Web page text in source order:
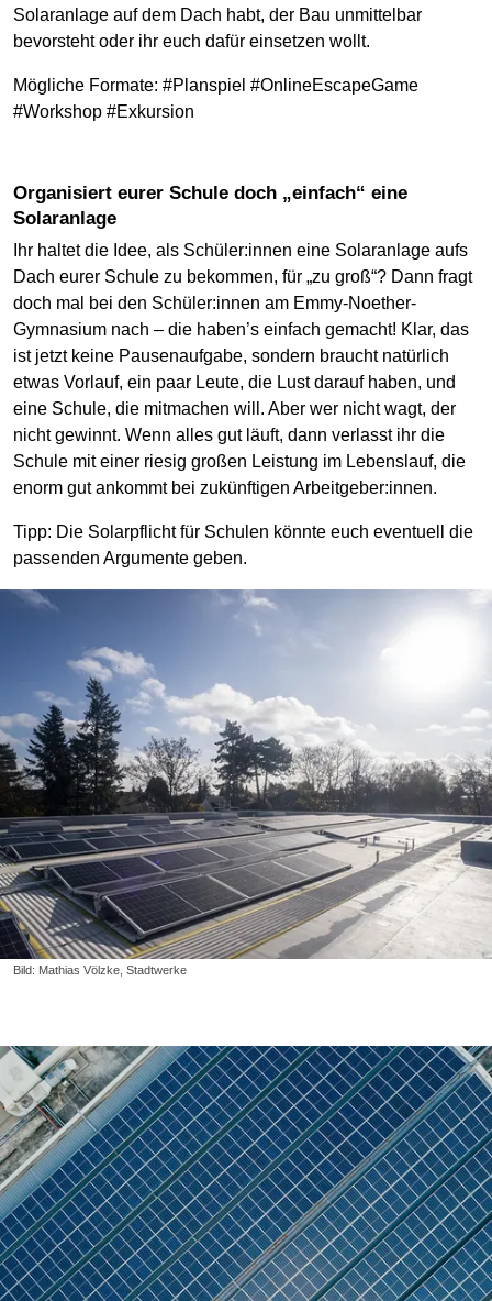
Solaranlage auf dem Dach habt, der Bau unmittelbar
bevorsteht oder ihr euch dafür einsetzen wollt.
Mögliche Formate: #Planspiel #OnlineEscapeGame
#Workshop #Exkursion
Bild: Mathias Völzke, Stadtwerke
Organisiert eurer Schule doch „einfach“ eine
Solaranlage
Ihr haltet die Idee, als Schüler:innen eine Solaranlage aufs
Dach eurer Schule zu bekommen, für „zu groß“? Dann fragt
doch mal bei den Schüler:innen am Emmy-Noether-
Gymnasium nach – die haben’s einfach gemacht! Klar, das
ist jetzt keine Pausenaufgabe, sondern braucht natürlich
etwas Vorlauf, ein paar Leute, die Lust darauf haben, und
eine Schule, die mitmachen will. Aber wer nicht wagt, der
nicht gewinnt. Wenn alles gut läuft, dann verlasst ihr die
Schule mit einer riesig großen Leistung im Lebenslauf, die
enorm gut ankommt bei zukünftigen Arbeitgeber:innen.
Tipp: Die Solarpflicht für Schulen könnte euch eventuell die
passenden Argumente geben.